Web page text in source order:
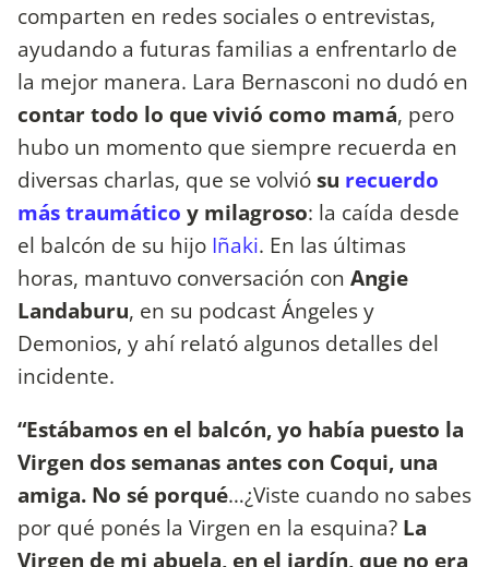
comparten en redes sociales o entrevistas,
ayudando a futuras familias a enfrentarlo de
la mejor manera. Lara Bernasconi no dudó en
contar todo lo que vivió como mamá, pero
hubo un momento que siempre recuerda en
diversas charlas, que se volviósu recuerdo
más traumático y milagroso: la caída desde
el balcón de su hijo Iñaki. En las últimas
horas, mantuvo conversación con Angie
Landaburu, en su podcast Ángeles y
Demonios, y ahí relató algunos detalles del
incidente.
“Estábamos en el balcón, yo había puesto la
Virgen dos semanas antes con Coqui, una
amiga. No sé porqué…¿Viste cuando no sabes
por qué ponés la Virgen en la esquina? La
Virgen de mi abuela, en el jardín, que no era